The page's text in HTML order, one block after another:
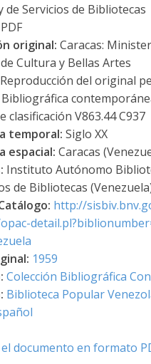
de Servicios de Bibliotecas
PDF
original: Caracas:
Cultura y Bellas Artes
Reproducción del original
clasificación V863.44 C937
temporal: Siglo XX
espacial: Caracas
Instituto Autónomo
de Bibliotecas
http://
1959
Colección Bibliográfica
Biblioteca Popular
documento en formato